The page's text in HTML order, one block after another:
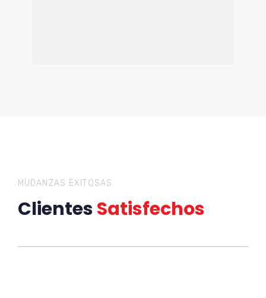
MUDANZAS EXITOSAS
ClientesSatisfechos